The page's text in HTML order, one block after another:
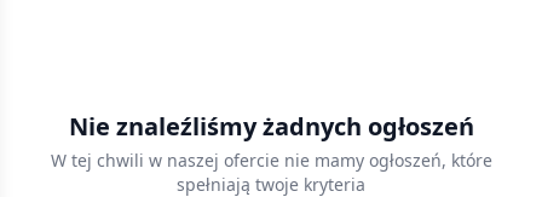
wynajęcia
Warszawie
Nie znaleźliśmy żadnych ogłoszeń
W tej chwili w naszej ofercie nie mamy ogłoszeń, które
spełniają twoje kryteria